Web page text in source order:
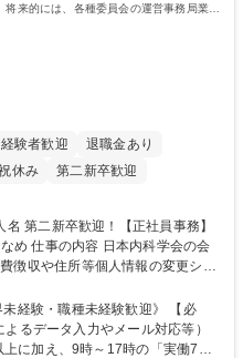
来的には、各種委員会の運営事務局業務
験者歓迎
退職金あり
休み 第二新卒歓迎
会の会
徴収や住所等個人情報の変更シス
す。将来的には、各種委員会の運
【会員管理・データ
個人情報のシステム登録・更新
確認 【問い合わせ対応】 ・会員
経験・職種未経験歓迎》 【必
るデータ入力やメール対応等）